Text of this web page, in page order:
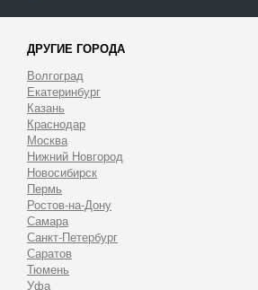
ДРУГИЕ ГОРОДА
Волгоград
Екатеринбург
Казань
Краснодар
Москва
Нижний Новгород
Новосибирск
Пермь
Ростов-на-Дону
Самара
Санкт-Петербург
Саратов
Тюмень
Уфа